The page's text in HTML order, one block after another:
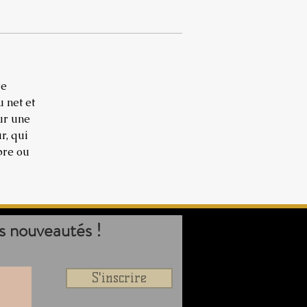
net et
une
qui
ou
nouveautés !
S'inscrire